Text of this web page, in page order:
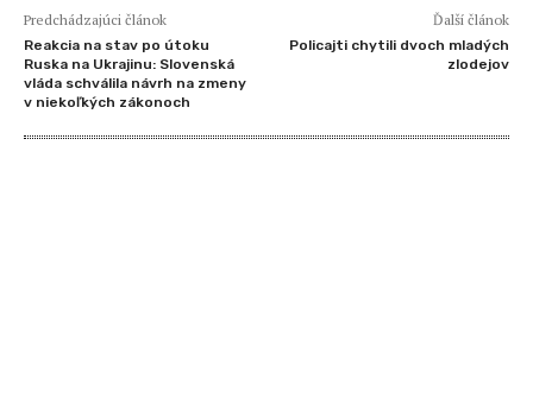
Predchádzajúci článok
Reakcia na stav po útoku
Ruska na Ukrajinu: Slovenská
vláda schválila návrh na zmeny
v niekoľkých zákonoch
Ďalší článok
Policajti chytili dvoch mladých
zlodejov